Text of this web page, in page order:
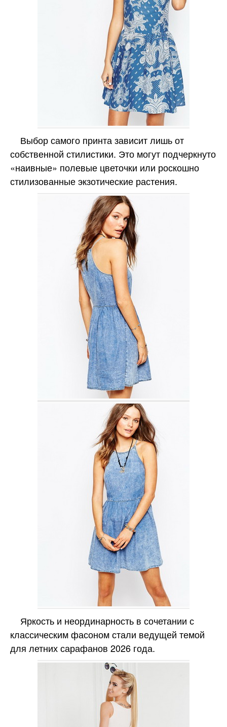
Выбор самого принта зависит лишь от
собственной стилистики. Это могут подчеркнуто
«наивные» полевые цветочки или роскошно
стилизованные экзотические растения.
Яркость и неординарность в сочетании с
классическим фасоном стали ведущей темой
для летних сарафанов 2026 года.